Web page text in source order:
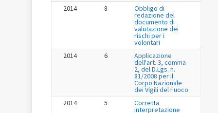
2014
8 Obbligo di
redazione del
documento di
valutazione dei
rischi per i
volontari
2014
6 Applicazione
dell'art. 3, comma
2, del D.Lgs. n.
81/2008 per il
Corpo Nazionale
dei Vigili del Fuoco
2014
5 Corretta
interpretazione